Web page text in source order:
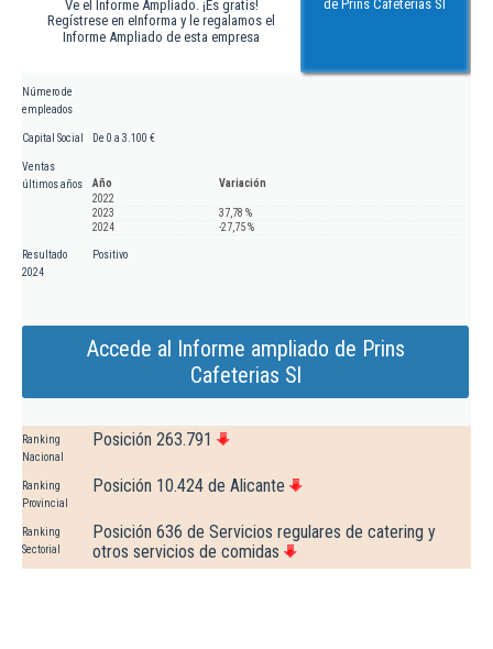
Ve el Informe Ampliado. ¡Es gratis!
Regístrese en eInforma y le regalamos el
Informe Ampliado de esta empresa
de Prins Cafeterias Sl
Número de
empleados
Capital Social De 0 a 3.100 €
Ventas
últimos años
Año
Variación
2022
2023
37,78 %
2024
-27,75 %
Resultado
2024
Positivo
Accede al Informe ampliado de Prins
Cafeterias Sl
Ranking
Nacional
Posición 263.791
Ranking
Provincial
Posición 10.424 de Alicante
Ranking
Sectorial
Posición 636 de Servicios regulares de catering y
otros servicios de comidas